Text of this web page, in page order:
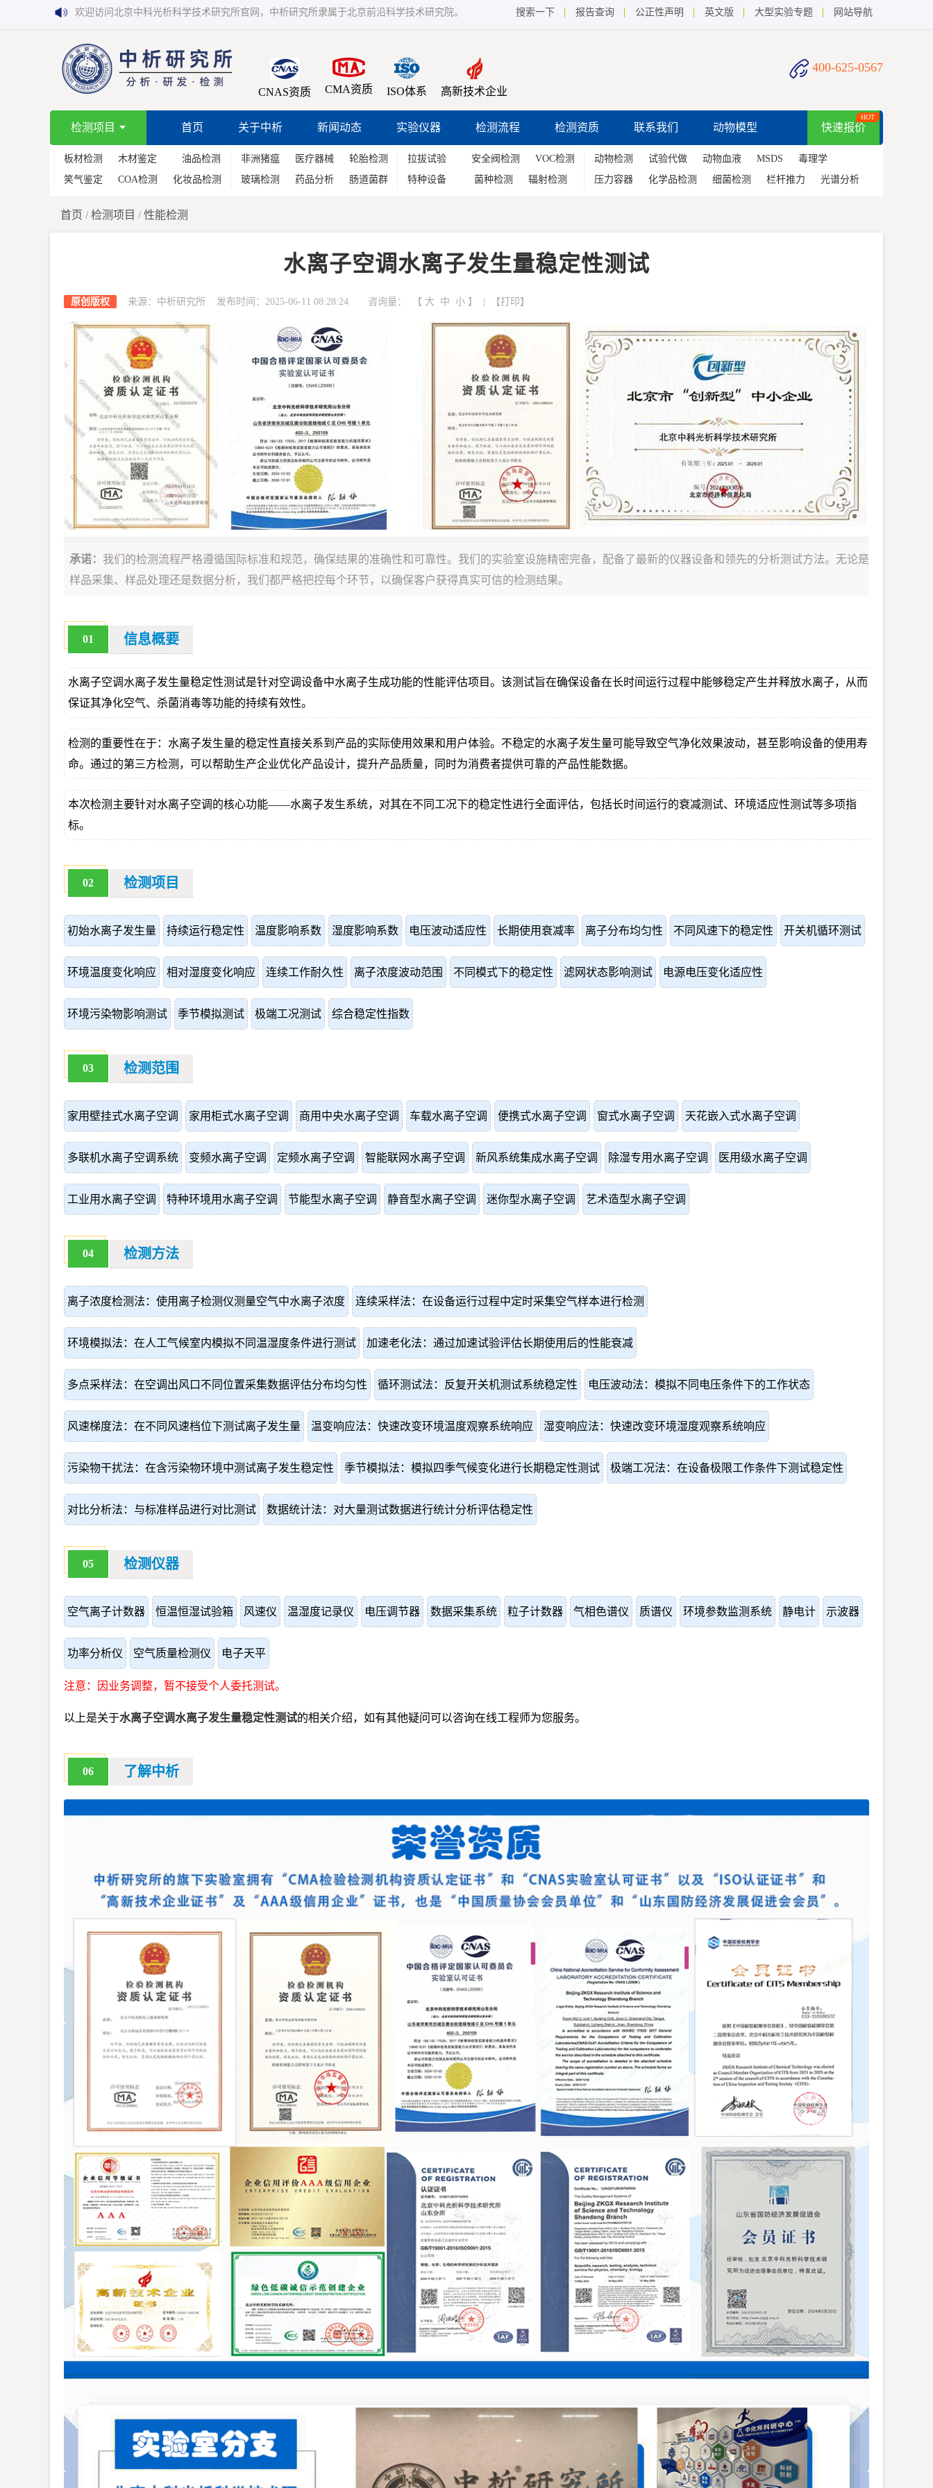
欢迎访问北京中科光析科学技术研究所官网，中析研究所隶属于北京前沿科学技术研究院。 搜索一下 报告查询 公正性声明 英文版 大型实验专题 网站导航
CNAS资质 CMA资质 ISO体系 高新技术企业
400-625-0567
检测项目 首页 关于中析 新闻动态 实验仪器 检测流程 检测资质 联系我们 动物模型 快速报价
HOT
板材检测 木材鉴定
油品检测
笑气鉴定
COA检测 化妆品检测
非洲猪瘟 医疗器械
轮胎检测
玻璃检测
药品分析 肠道菌群
拉拔试验 安全阀检测
VOC检测
特种设备
菌种检测 辐射检测
动物检测 试验代做 动物血液 MSDS
毒理学
压力容器
化学品检测 细菌检测 栏杆推力 光谱分析
首页 /检测项目 /性能检测
水离子空调水离子发生量稳定性测试
原创版权 来源：中析研究所 发布时间：2025-06-11 08:28:24 咨询量： 【 大 中 小 】 | 【打印 】
承诺： 我们的检测流程严格遵循国际标准和规范，确保结果的准确性和可靠性。我们的实验室设施精密完备，配备了最新的仪器设备和领先的分析测试方法。无论是
样品采集、样品处理还是数据分析，我们都严格把控每个环节，以确保客户获得真实可信的检测结果。
01 信息概要
水离子空调水离子发生量稳定性测试是针对空调设备中水离子生成功能的性能评估项目。该测试旨在确保设备在长时间运行过程中能够稳定产生并释放水离子，从而
保证其净化空气、杀菌消毒等功能的持续有效性。
检测的重要性在于：水离子发生量的稳定性直接关系到产品的实际使用效果和用户体验。不稳定的水离子发生量可能导致空气净化效果波动，甚至影响设备的使用寿
命。通过的第三方检测，可以帮助生产企业优化产品设计，提升产品质量，同时为消费者提供可靠的产品性能数据。
本次检测主要针对水离子空调的核心功能——水离子发生系统，对其在不同工况下的稳定性进行全面评估，包括长时间运行的衰减测试、环境适应性测试等多项指
标。
02 检测项目
初始水离子发生量 持续运行稳定性 温度影响系数 湿度影响系数 电压波动适应性 长期使用衰减率 离子分布均匀性 不同风速下的稳定性 开关机循环测试
环境温度变化响应 相对湿度变化响应 连续工作耐久性 离子浓度波动范围 不同模式下的稳定性 滤网状态影响测试 电源电压变化适应性
环境污染物影响测试 季节模拟测试 极端工况测试 综合稳定性指数
03 检测范围
家用壁挂式水离子空调 家用柜式水离子空调 商用中央水离子空调 车载水离子空调 便携式水离子空调 窗式水离子空调 天花嵌入式水离子空调
多联机水离子空调系统 变频水离子空调 定频水离子空调 智能联网水离子空调 新风系统集成水离子空调 除湿专用水离子空调 医用级水离子空调
工业用水离子空调 特种环境用水离子空调 节能型水离子空调 静音型水离子空调 迷你型水离子空调 艺术造型水离子空调
04 检测方法
离子浓度检测法：使用离子检测仪测量空气中水离子浓度 连续采样法：在设备运行过程中定时采集空气样本进行检测
环境模拟法：在人工气候室内模拟不同温湿度条件进行测试 加速老化法：通过加速试验评估长期使用后的性能衰减
多点采样法：在空调出风口不同位置采集数据评估分布均匀性 循环测试法：反复开关机测试系统稳定性 电压波动法：模拟不同电压条件下的工作状态
风速梯度法：在不同风速档位下测试离子发生量 温变响应法：快速改变环境温度观察系统响应 湿变响应法：快速改变环境湿度观察系统响应
污染物干扰法：在含污染物环境中测试离子发生稳定性 季节模拟法：模拟四季气候变化进行长期稳定性测试 极端工况法：在设备极限工作条件下测试稳定性
对比分析法：与标准样品进行对比测试 数据统计法：对大量测试数据进行统计分析评估稳定性
05 检测仪器
空气离子计数器 恒温恒湿试验箱 风速仪 温湿度记录仪 电压调节器 数据采集系统 粒子计数器 气相色谱仪 质谱仪 环境参数监测系统 静电计 示波器
功率分析仪 空气质量检测仪 电子天平
注意：因业务调整，暂不接受个人委托测试。
以上是关于水离子空调水离子发生量稳定性测试的相关介绍，如有其他疑问可以咨询在线工程师为您服务。
06 了解中析